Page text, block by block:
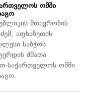
ომში
მთავრობის
აფხაზეთის
საბჭოს
ძმათა
საქართველოს ომში